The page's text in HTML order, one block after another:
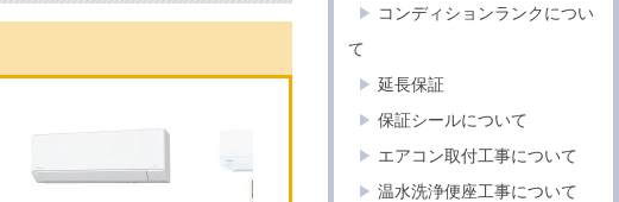
コンディションランクについ
て
延長保証
保証シールについて
エアコン取付工事について
温水洗浄便座工事について